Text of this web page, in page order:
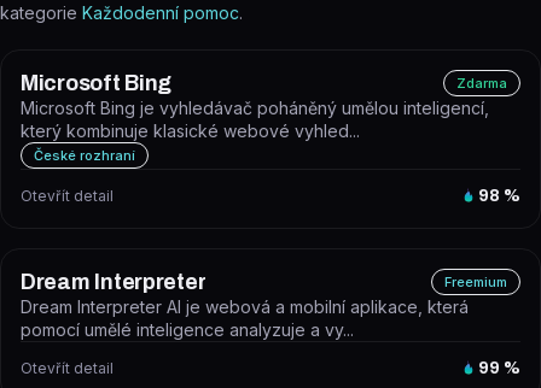
kategorie Každodenní pomoc.
Microsoft Bing Zdarma
Microsoft Bing je vyhledávač poháněný umělou inteligencí,
který kombinuje klasické webové vyhled...
České rozhraní
Otevřít detail 98 %
Dream Interpreter Freemium
Dream Interpreter AI je webová a mobilní aplikace, která
pomocí umělé inteligence analyzuje a vy...
Otevřít detail 99 %